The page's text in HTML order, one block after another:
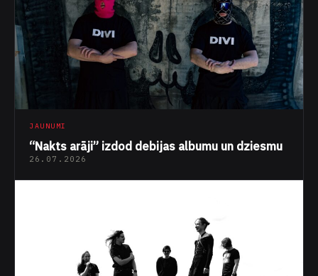
JAUNUMI
“Nakts arāji” izdod debijas albumu un dziesmu
26.07.2026